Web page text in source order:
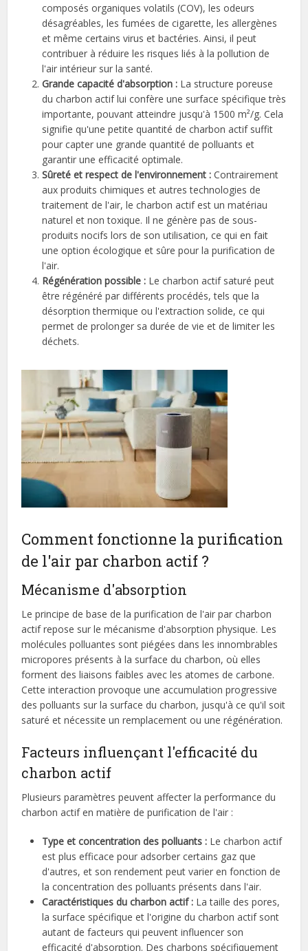
composés organiques volatils (COV), les odeurs
désagréables, les fumées de cigarette, les allergènes
et même certains virus et bactéries. Ainsi, il peut
contribuer à réduire les risques liés à la pollution de
l'air intérieur sur la santé.
Grande capacité d'absorption : La structure poreuse
du charbon actif lui confère une surface spécifique très
importante, pouvant atteindre jusqu'à 1500 m²/g. Cela
signifie qu'une petite quantité de charbon actif suffit
pour capter une grande quantité de polluants et
garantir une efficacité optimale.
Sûreté et respect de l'environnement : Contrairement
aux produits chimiques et autres technologies de
traitement de l'air, le charbon actif est un matériau
naturel et non toxique. Il ne génère pas de sous-
produits nocifs lors de son utilisation, ce qui en fait
une option écologique et sûre pour la purification de
l'air.
Régénération possible : Le charbon actif saturé peut
être régénéré par différents procédés, tels que la
désorption thermique ou l'extraction solide, ce qui
permet de prolonger sa durée de vie et de limiter les
déchets.
Comment fonctionne la purification
de l'air par charbon actif ?
Mécanisme d'absorption
Le principe de base de la purification de l'air par charbon
actif repose sur le mécanisme d'absorption physique. Les
molécules polluantes sont piégées dans les innombrables
micropores présents à la surface du charbon, où elles
forment des liaisons faibles avec les atomes de carbone.
Cette interaction provoque une accumulation progressive
des polluants sur la surface du charbon, jusqu'à ce qu'il soit
saturé et nécessite un remplacement ou une régénération.
Facteurs influençant l'efficacité du
charbon actif
Plusieurs paramètres peuvent affecter la performance du
charbon actif en matière de purification de l'air :
Type et concentration des polluants : Le charbon actif
est plus efficace pour adsorber certains gaz que
d'autres, et son rendement peut varier en fonction de
la concentration des polluants présents dans l'air.
Caractéristiques du charbon actif : La taille des pores,
la surface spécifique et l'origine du charbon actif sont
autant de facteurs qui peuvent influencer son
efficacité d'absorption. Des charbons spécifiquement